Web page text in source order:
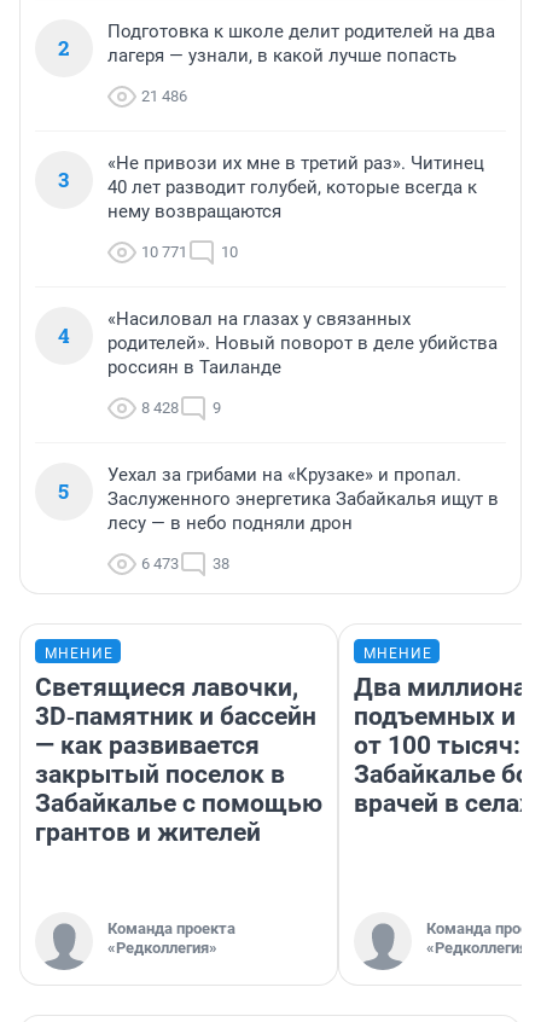
2
Подготовка к школе делит родителей на два
лагеря — узнали, в какой лучше попасть
21 486
3
«Не привози их мне в третий раз». Читинец
40 лет разводит голубей, которые всегда к
нему возвращаются
10 771 10
4
«Насиловал на глазах у связанных
родителей». Новый поворот в деле убийства
россиян в Таиланде
8 428 9
5
Уехал за грибами на «Крузаке» и пропал.
Заслуженного энергетика Забайкалья ищут в
лесу — в небо подняли дрон
6 473 38
МНЕНИЕ
Светящиеся лавочки,
3D‑памятник и бассейн
— как развивается
закрытый поселок в
Забайкалье с помощью
грантов и жителей
Команда проекта
«Редколлегия»
МНЕНИЕ
Два миллиона
подъемных и
от 100 тысяч:
Забайкалье
врачей в селах
Команда
«Редколлегия»